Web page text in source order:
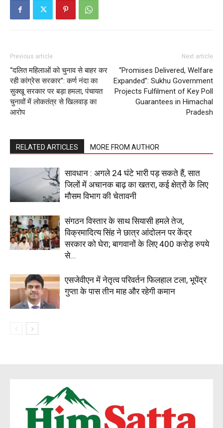
Previous article
“दलित महिलाओं को चुनाव से बाहर कर
रही कांग्रेस सरकार”: कर्ण नंदा का
सुक्खू सरकार पर बड़ा हमला, पंचायत
चुनावों में लोकतंत्र से खिलवाड़ का
आरोप
Next article
“Promises Delivered, Welfare
Expanded”: Sukhu Government
Projects Fulfilment of Key Poll
Guarantees in Himachal
Pradesh
RELATED ARTICLES MORE FROM AUTHOR
सावधान : अगले 24 घंटे भारी पड़ सकते हैं, सात
जिलों में अचानक बाढ़ का खतरा, कई क्षेत्रों के लिए
मौसम विभाग की चेतावनी
संगठन विस्तार के साथ सियासी हमले तेज,
विक्रमादित्य सिंह ने छात्र आंदोलन पर केंद्र
सरकार को घेरा; बागवानों के लिए 400 करोड़ रुपये
से...
एसजेवीएन में नेतृत्व परिवर्तन फिलहाल टला, भूपेंद्र
गुप्ता के पास तीन माह और रहेगी कमान